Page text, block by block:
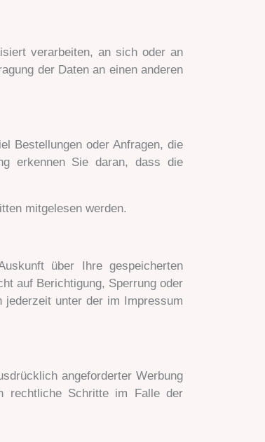
verarbeiten, an sich oder an
der Daten an einen anderen
Bestellungen oder Anfragen, die
erkennen Sie daran, dass die
mitgelesen werden.
über Ihre gespeicherten
auf Berichtigung, Sperrung oder
jederzeit unter der im Impressum
angeforderter Werbung
rechtliche Schritte im Falle der